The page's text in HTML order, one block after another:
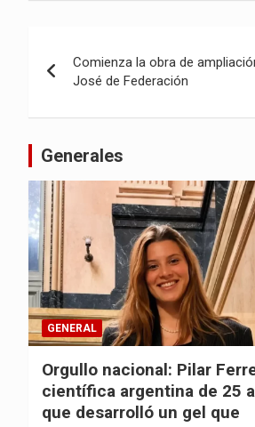
de
entradas
Comienza la obra de
José de Federación
Generales
GENERAL
Orgullo nacional: Pilar
científica argentina de 25
que desarrolló un gel que